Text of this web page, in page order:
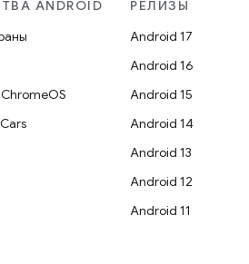
ANDROID
РЕЛИЗЫ
Android 17
Android 16
Android 15
Android 14
Android 13
Android 12
Android 11